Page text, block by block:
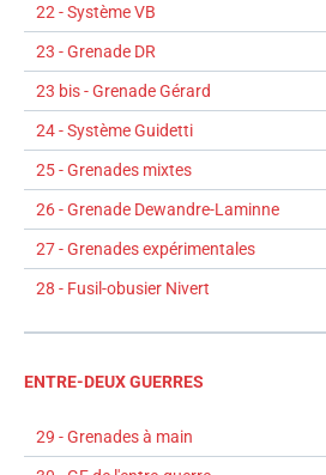
22 - Système VB
23 - Grenade DR
23 bis - Grenade Gérard
24 - Système Guidetti
25 - Grenades mixtes
26 - Grenade Dewandre-Laminne
27 - Grenades expérimentales
28 - Fusil-obusier Nivert
ENTRE-DEUX GUERRES
29 - Grenades à main